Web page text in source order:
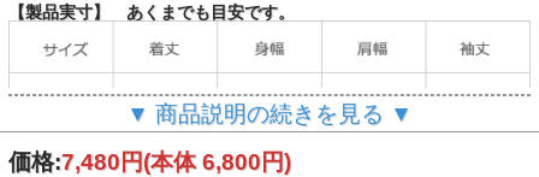
【製品実寸】 あくまでも目安です。
▼ 商品説明の続きを見る ▼
価格:7,480円(本体 6,800円)